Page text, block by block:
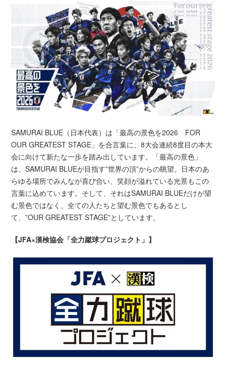
SAMURAI BLUE（日本代表）は「最高の景色を2026 FOR
OUR GREATEST STAGE」を合言葉に、8大会連続8度目の本大
会に向けて新たな一歩を踏み出しています。「最高の景色」
は、SAMURAI BLUEが目指す”世界の頂”からの眺望。日本のあ
らゆる場所でみんなが喜び合い、笑顔が溢れている光景もこの
言葉に込めています。そして、それはSAMURAI BLUEだけが望
む景色ではなく、全ての人たちと望む景色でもあるとし
て、”OUR GREATEST STAGE”としています。
【JFA×漢検協会「全力蹴球プロジェクト」】